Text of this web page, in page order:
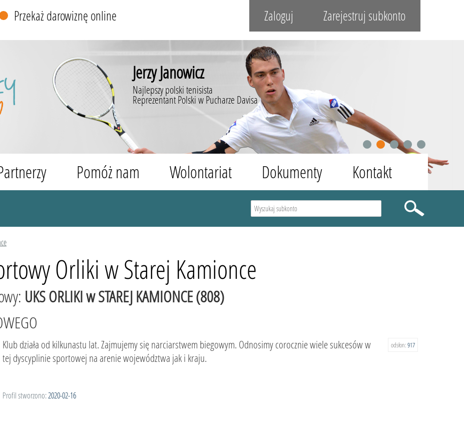
Przekaż darowiznę online Zaloguj Zarejestruj subkonto
Jerzy Janowicz
Najlepszy polski tenisista
Reprezentant Polski w Pucharze Davisa
1 2 3 4 5
Pomóż nam Wolontariat Dokumenty Kontakt
Orliki w Starej Kamionce
UKS ORLIKI w STAREJ KAMIONCE (808)
odsłon:917
Klub działa od kilkunastu lat. Zajmujemy się narciarstwem biegowym. Odnosimy corocznie wiele sukcesów w
tej dyscyplinie sportowej na arenie województwa jak i kraju.
Profil stworzono: 2020-02-16